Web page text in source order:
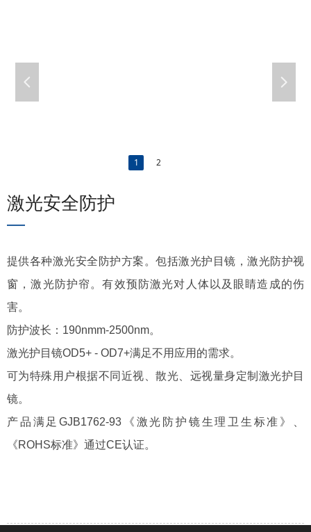
激光安全防护
—
提供各种激光安全防护方案。包括激光护目镜，激光防护视
窗，激光防护帘。有效预防激光对人体以及眼睛造成的伤
害。
防护波长：190nmm-2500nm。
激光护目镜OD5+ - OD7+满足不用应用的需求。
可为特殊用户根据不同近视、散光、远视量身定制激光护目
镜。
产品满足GJB1762-93《激光防护镜生理卫生标准》、
《ROHS标准》通过CE认证。
1 2
넳 넲